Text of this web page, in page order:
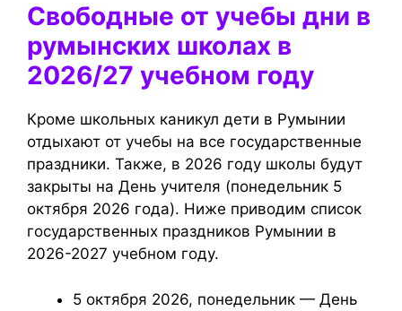
Свободные от учебы дни в
румынских школах в
2026/27 учебном году
Кроме школьных каникул дети в Румынии
отдыхают от учебы на все государственные
праздники. Также, в 2026 году школы будут
закрыты на День учителя (понедельник 5
октября 2026 года). Ниже приводим список
государственных праздников Румынии в
2026-2027 учебном году.
5 октября 2026, понедельник — День